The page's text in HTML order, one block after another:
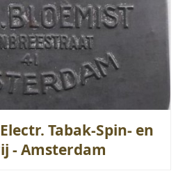
Tabak-Spin- en
- Amsterdam